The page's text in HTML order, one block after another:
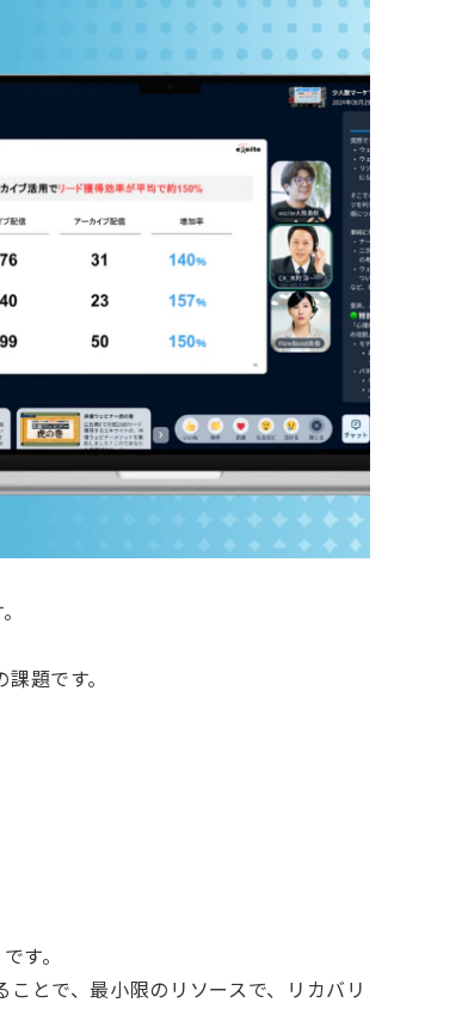
題です。
す。
とで、最小限のリソースで、リカバリ